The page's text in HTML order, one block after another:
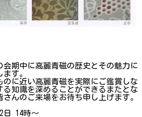
会期中に高麗青磁の歴史とその魅力に
す。
のに近い高麗青磁を実際にご鑑賞しな
る知識を深めることができるまたとな
んのご来場をお待ち申し上げます。
14時～